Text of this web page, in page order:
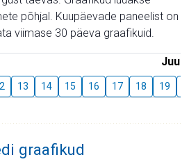
põhjal. Kuupäevade paneelist on
viimase 30 päeva graafikuid.
Juuli
13 14 15 16 17 18 19
graafikud